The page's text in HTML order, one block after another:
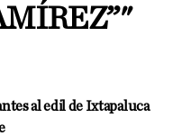
al edil de Ixtapaluca